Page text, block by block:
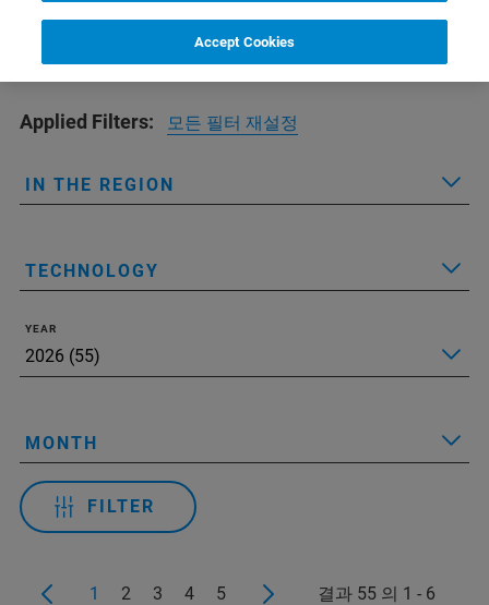
Applied Filters: 모든 필터 재설정
IN THE REGION
TECHNOLOGY
YEAR
MONTH
FILTER
1 2 3 4 5 결과 55 의 1 - 6
Accept Cookies